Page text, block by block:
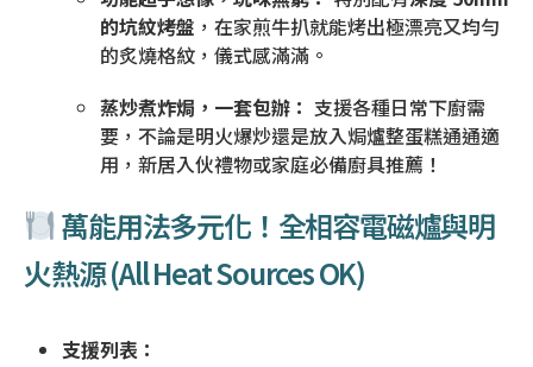
的坑紋烤盤 ，在家煎牛扒就能烤出極漂亮又均勻
的炙燒格紋，儀式感滿滿。
蒸炒煮炸焗，一套包辦： 支援各種日常下廚需
要，不論是明火爆炒還是放入焗爐整蛋糕通通適
用，新居入伙禮物或家庭必備廚具推薦！
萬能用法多元化！全相容電磁爐與明
火熱源 (All Heat Sources OK)
支援列表：